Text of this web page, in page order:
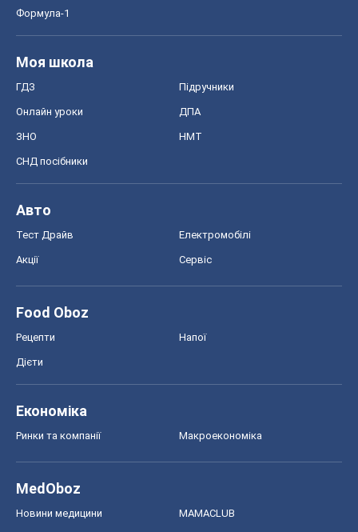
Формула-1
Моя школа
ГДЗ Підручники
Онлайн уроки ДПА
ЗНО НМТ
СНД посібники
Авто
Тест Драйв Електромобілі
Акції Сервіс
Food Oboz
Рецепти Напої
Дієти
Економіка
Ринки та компанії Макроекономіка
MedOboz
Новини медицини MAMACLUB